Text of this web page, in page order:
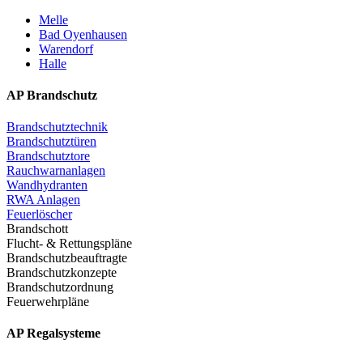
Melle
Bad Oyenhausen
Warendorf
Halle
AP Brandschutz
Brandschutztechnik
Brandschutztüren
Brandschutztore
Rauchwarnanlagen
Wandhydranten
RWA Anlagen
Feuerlöscher
Brandschott
Flucht- & Rettungspläne
Brandschutzbeauftragte
Brandschutzkonzepte
Brandschutzordnung
Feuerwehrpläne
AP Regalsysteme